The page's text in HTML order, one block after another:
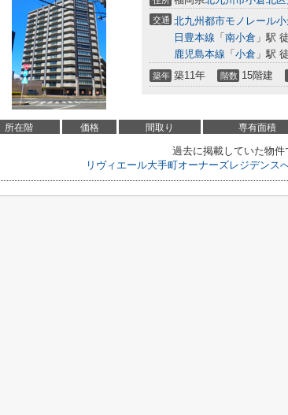
交通 北九州都市モノレール小
日豊本線 「 南小倉 」駅
鹿児島本線 「 小倉 」駅
築年 築11年 階数 15階建
所在階 価格 間取り 専有面積
過去に掲載していた物件
リヴィエール大手町オーナーズレジデンス